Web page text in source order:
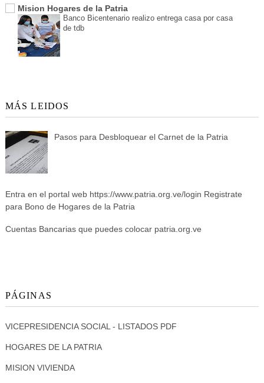
Mision Hogares de la Patria
Banco Bicentenario realizo entrega casa por casa
de tdb
MÁS LEIDOS
Pasos para Desbloquear el Carnet de la Patria
Entra en el portal web https://www.patria.org.ve/login Registrate
para Bono de Hogares de la Patria
Cuentas Bancarias que puedes colocar patria.org.ve
PÁGINAS
VICEPRESIDENCIA SOCIAL - LISTADOS PDF
HOGARES DE LA PATRIA
MISION VIVIENDA